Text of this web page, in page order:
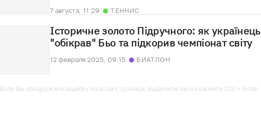
7 августа, 11:29 ТЕННИС
Історичне золото Підручного: як українець
"обікрав" Бьо та підкорив чемпіонат світу
12 февраля 2025, 09:15 БИАТЛОН
Если Вы обнаружили ошибку на этой странице, выделите ее и нажмите Ctrl + Enter